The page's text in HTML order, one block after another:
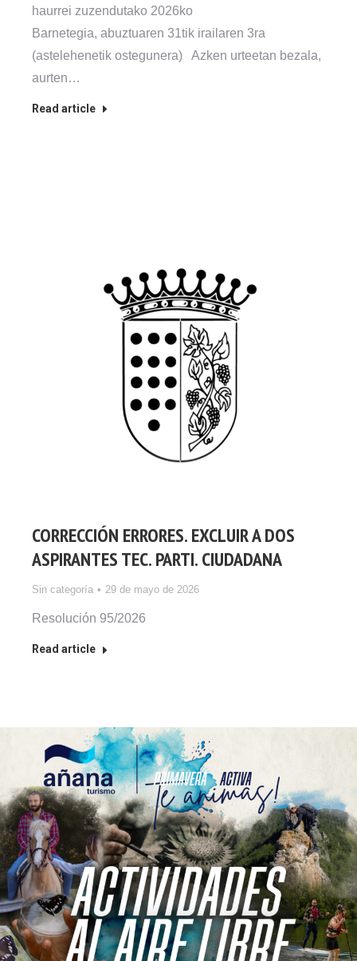
haurrei zuzendutako 2026ko
Barnetegia, abuztuaren 31tik irailaren 3ra
(astelehenetik ostegunera) Azken urteetan bezala,
aurten…
Read article
CORRECCIÓN ERRORES. EXCLUIR A DOS
ASPIRANTES TEC. PARTI. CIUDADANA
Sin categoría 29 de mayo de 2026
Resolución 95/2026
Read article